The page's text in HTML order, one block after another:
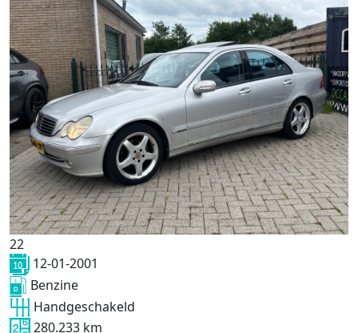
22
12-01-2001
Benzine
Handgeschakeld
280.233 km